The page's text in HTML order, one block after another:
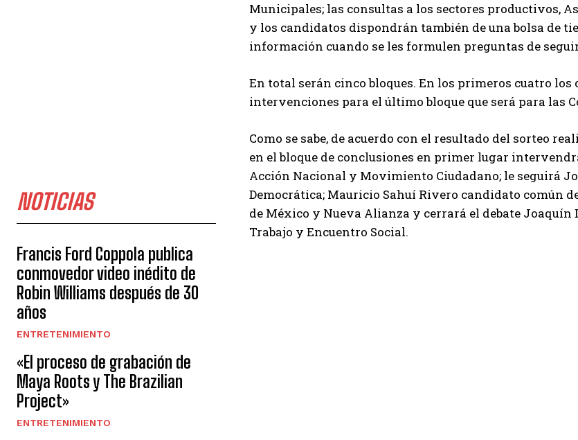
NOTICIAS
Francis Ford Coppola publica
conmovedor video inédito de
Robin Williams después de 30
años
ENTRETENIMIENTO
«El proceso de grabación de
Maya Roots y The Brazilian
Project»
ENTRETENIMIENTO
Municipales; las consultas a los sectores productivos,
y los candidatos dispondrán también de una bolsa de
información cuando se les formulen preguntas de
En total serán cinco bloques. En los primeros cuatro
intervenciones para el último bloque que será para las
Como se sabe, de acuerdo con el resultado del sorteo
en el bloque de conclusiones en primer lugar
Acción Nacional y Movimiento Ciudadano; le seguirá
Democrática; Mauricio Sahuí Rivero candidato común
de México y Nueva Alianza y cerrará el debate
Trabajo y Encuentro Social.